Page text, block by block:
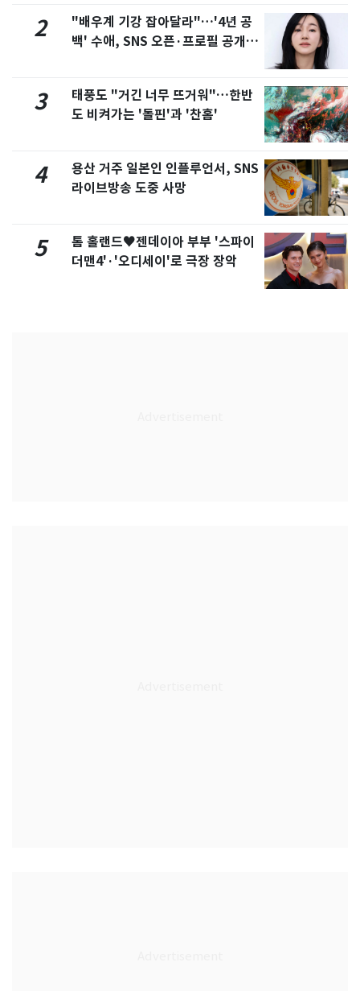
2
"배우계 기강 잡아달라"…'4년 공
백' 수애, SNS 오픈·프로필 공개
3
태풍도 "거긴 너무 뜨거워"…한반
도 비켜가는 '돌핀'과 '찬홈'
4
용산 거주 일본인 인플루언서, SNS
라이브방송 도중 사망
5
톰 홀랜드♥젠데이아 부부 '스파이
더맨4'·'오디세이'로 극장 장악